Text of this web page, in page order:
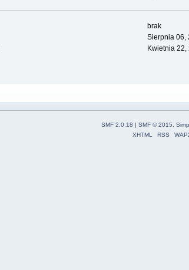
brak
Sierpnia 06,
Kwietnia
SMF 2.0.18 | SMF © 2015,
XHTML
RSS